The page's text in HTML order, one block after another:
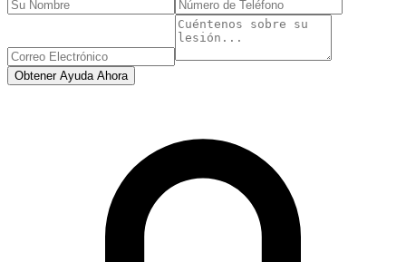
Obtener Ayuda Ahora